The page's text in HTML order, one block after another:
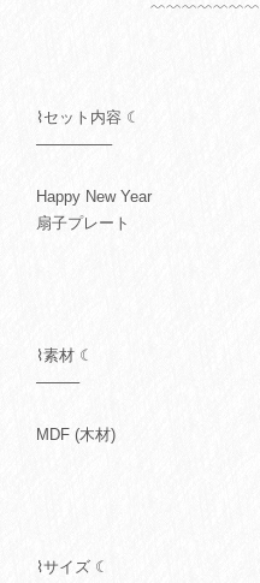
﹌﹌﹌﹌﹌﹌﹌
⌇セット内容 ☾
───────
Happy New Year
扇子プレート
⌇素材 ☾
────
MDF (木材)
⌇サイズ ☾